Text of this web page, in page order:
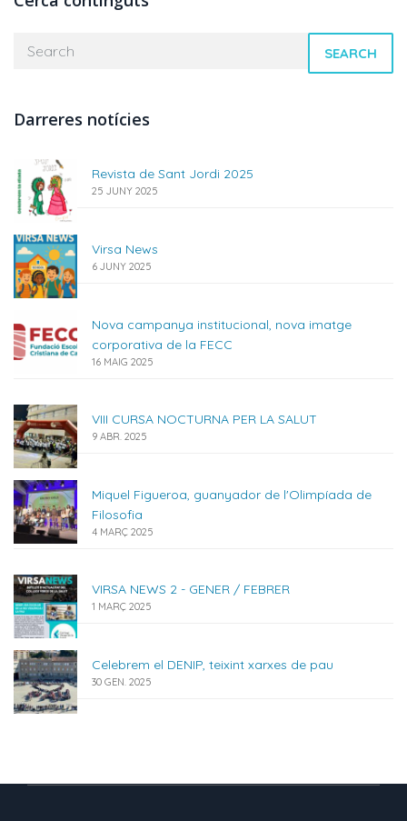
SEARCH
Darreres notícies
Revista de Sant Jordi 2025
25 JUNY 2025
Virsa News
6 JUNY 2025
Nova campanya institucional, nova imatge
corporativa de la FECC
16 MAIG 2025
VIII CURSA NOCTURNA PER LA SALUT
9 ABR. 2025
Miquel Figueroa, guanyador de l'Olimpíada de
Filosofia
4 MARÇ 2025
VIRSA NEWS 2 - GENER / FEBRER
1 MARÇ 2025
Celebrem el DENIP, teixint xarxes de pau
30 GEN. 2025